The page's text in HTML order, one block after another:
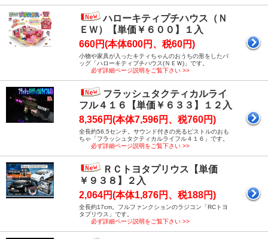
ハローキティプチハウス（Ｎ
ＥＷ）【単価￥６００】１入
660円(本体600円、税60円)
小物や家具が入ったキティちゃんのおうちの形をしたバ
ッグ「ハローキティプチハウス(ＮＥＷ)」です。
必ず詳細ページ説明をご覧下さい >>
フラッシュタクティカルライ
フル４１６【単価￥６３３】１２入
8,356円(本体7,596円、税760円)
全長約56.5センチ。サウンド付きの光るピストルのおも
ちゃ「フラッシュタクティカルライフル４１６」です。
必ず詳細ページ説明をご覧下さい >>
ＲＣトヨタプリウス【単価
￥９３８】２入
2,064円(本体1,876円、税188円)
全長約17cm。フルファンクションのラジコン「RCトヨ
タプリウス」です。
必ず詳細ページ説明をご覧下さい >>